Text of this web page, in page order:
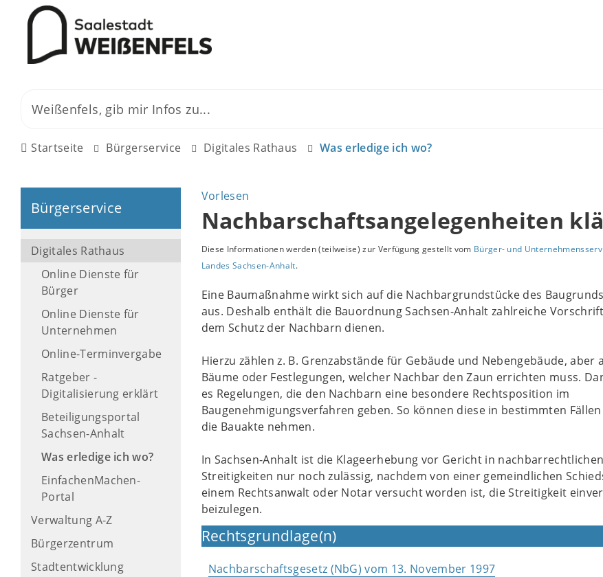
Startseite Bürgerservice Digitales Rathaus Was erledige ich wo?
Bürgerservice
Digitales Rathaus
Online Dienste für
Bürger
Online Dienste für
Unternehmen
Online-Terminvergabe
Ratgeber -
Digitalisierung erklärt
Beteiligungsportal
Sachsen-Anhalt
Was erledige ich wo?
EinfachenMachen-
Portal
Verwaltung A-Z
Bürgerzentrum
Stadtentwicklung
Vorlesen
Nachbarschaftsangelegenheiten
Diese Informationen werden (teilweise) zur Verfügung gestellt vom Bürger- und
Landes Sachsen-Anhalt.
Eine Baumaßnahme wirkt sich auf die Nachbargrundstücke des
aus. Deshalb enthält die Bauordnung Sachsen-Anhalt zahlreiche
dem Schutz der Nachbarn dienen.
Hierzu zählen z. B. Grenzabstände für Gebäude und Nebengebäude, aber
Bäume oder Festlegungen, welcher Nachbar den Zaun errichten muss.
es Regelungen, die den Nachbarn eine besondere Rechtsposition im
Baugenehmigungsverfahren geben. So können diese in bestimmten
die Bauakte nehmen.
In Sachsen-Anhalt ist die Klageerhebung vor Gericht in nachbarrechtlichen
Streitigkeiten nur noch zulässig, nachdem von einer gemeindlichen
einem Rechtsanwalt oder Notar versucht worden ist, die Streitigkeit
beizulegen.
Rechtsgrundlage(n)
Nachbarschaftsgesetz (NbG) vom 13. November 1997